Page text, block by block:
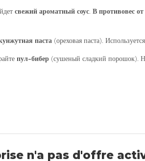
свежий ароматный соус .В противовес от
паста (ореховая паста).
пул-бибер (сушеный сладкий порошок).
n'a pas d'offre